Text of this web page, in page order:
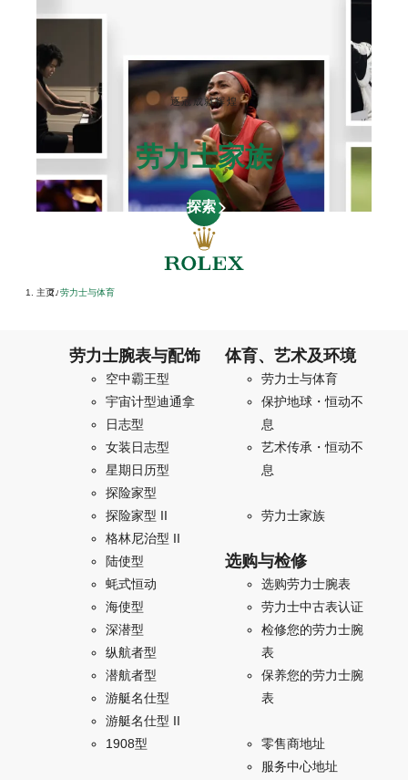
逐冠成就辉煌
劳力士家族
探索
主页/ 劳力士与体育
劳力士腕表与配饰
空中霸王型
宇宙计型迪通拿
日志型
女装日志型
星期日历型
探险家型
探险家型 II
格林尼治型 II
陆使型
蚝式恒动
海使型
深潜型
纵航者型
潜航者型
游艇名仕型
游艇名仕型 II
1908型
体育、艺术及环境
劳力士与体育
保护地球・恒动不
息
艺术传承・恒动不
息
劳力士家族
选购与检修
选购劳力士腕表
劳力士中古表认证
检修您的劳力士腕
表
保养您的劳力士腕
表
零售商地址
服务中心地址